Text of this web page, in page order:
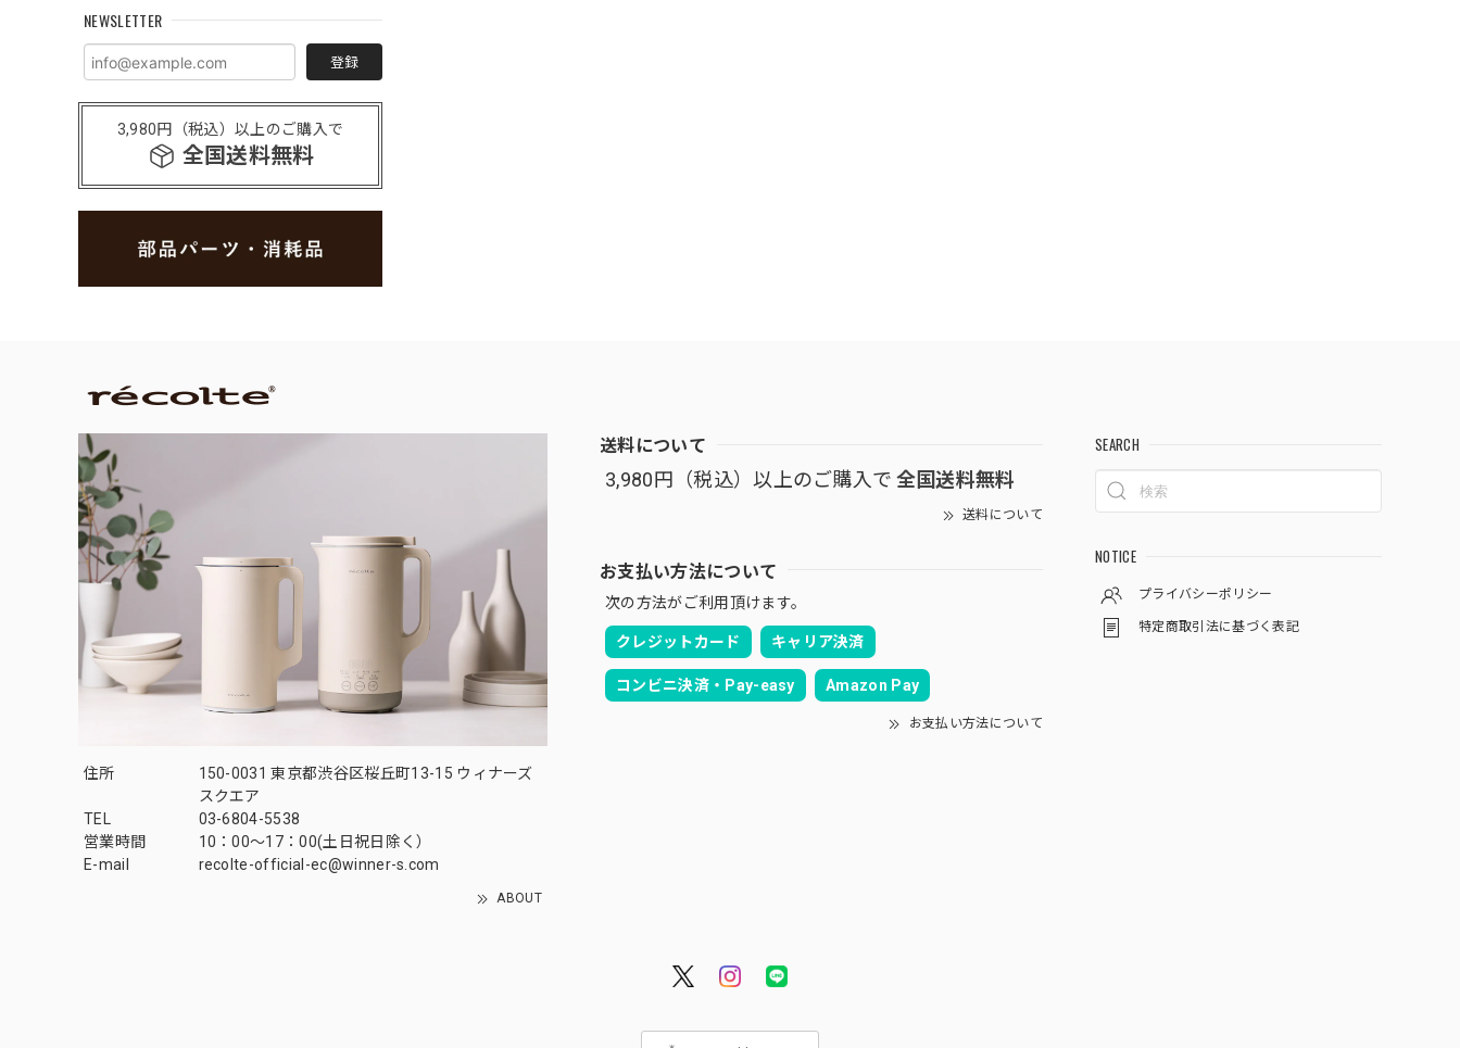
NEWSLETTER
登録
3,980円（税込）以上のご購入で
全国送料無料
住所
150-0031 東京都渋谷区桜丘町13-15 ウィナーズ
スクエア
TEL
03-6804-5538
営業時間
10：00〜17：00(土日祝日除く）
E-mail
recolte-official-ec@winner-s.com
ABOUT
送料について
3,980円（税込）以上のご購入で 全国送料無料
送料について
お支払い方法について
次の方法がご利用頂けます。
クレジットカード キャリア決済
コンビニ決済・Pay-easy Amazon Pay
お支払い方法について
SEARCH
NOTICE
プライバシーポリシー
特定商取引法に基づく表記